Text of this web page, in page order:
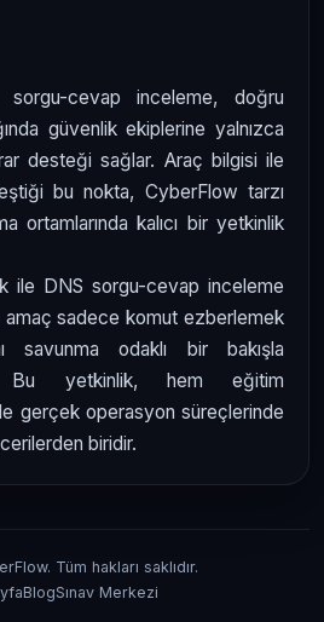
cevap inceleme, doğru
güvenlik ekiplerine yalnızca
desteği sağlar. Araç bilgisi ile
bu nokta, CyberFlow tarzı
ortamlarında kalıcı bir yetkinlik
ile DNS sorgu-cevap inceleme
amaç sadece komut ezberlemek
savunma odaklı bir bakışla
Bu yetkinlik, hem eğitim
gerçek operasyon süreçlerinde
biridir.
Tüm hakları saklıdır.
BlogSınav Merkezi